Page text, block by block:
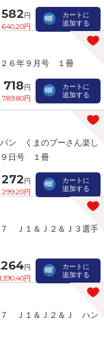
582円
640.20円
カートに
追加する
６年９月号 １冊
718円
789.80円
カートに
追加する
ン くまのプーさん楽し
９日号 １冊
272円
299.20円
カートに
追加する
Ｊ１＆Ｊ２＆Ｊ３選手
円
円
カートに
追加する
７ Ｊ１＆Ｊ２＆Ｊ ハン